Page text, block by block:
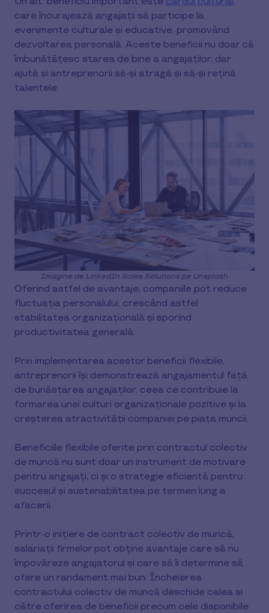
care încurajează angajații să participe la
evenimente culturale și educative, promovând
dezvoltarea personală. Aceste beneficii nu doar că
îmbunătățesc starea de bine a angajaților, dar
ajută și antreprenorii să-și atragă și să-și rețină
talentele.
Imagine de LinkedIn Sales Solutions pe Unsplash
Oferind astfel de avantaje, companiile pot reduce
fluctuația personalului, crescând astfel
stabilitatea organizațională și sporind
productivitatea generală.
Prin implementarea acestor beneficii flexibile,
antreprenorii își demonstrează angajamentul față
de bunăstarea angajaților, ceea ce contribuie la
formarea unei culturi organizaționale pozitive și la
creșterea atractivității companiei pe piața muncii.
Beneficiile flexibile oferite prin contractul colectiv
de muncă nu sunt doar un instrument de motivare
pentru angajați, ci și o strategie eficientă pentru
succesul și sustenabilitatea pe termen lung a
afacerii.
Printr-o inițiere de contract colectiv de muncă,
salariații firmelor pot obține avantaje care să nu
împovăreze angajatorul și care să îi determine să
ofere un randament mai bun. Încheierea
contractului colectiv de muncă deschide calea și
către oferirea de beneficii precum cele disponibile